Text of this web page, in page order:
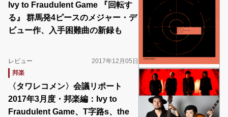
Ivy to Fraudulent Game 『回転す
る』 群馬発4ピースのメジャー・デ
ビュー作、入手困難曲の新録も
レビュー
2017年12月05日
邦楽
〈タワレコメン〉会議リポート
2017年3月度・邦楽編：Ivy to
Fraudulent Game、T字路s、the